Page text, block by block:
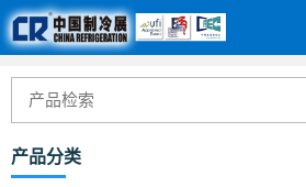
产品分类